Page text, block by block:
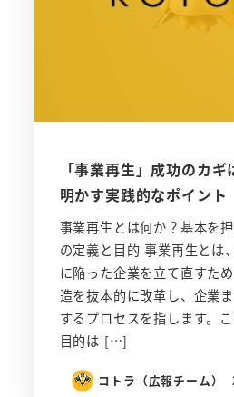
「事業再生」成功のカ
明かす実践的なポイント
事業再生とは何か？基本を
の定義と目的 事業再生とは
に陥った企業を立て直すた
造を抜本的に改革し、企業
するプロセスを指します。
目的は […]
コトラ（広報チーム）